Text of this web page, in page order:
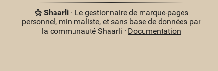
Shaarli· Le gestionnaire de marque-pages
personnel, minimaliste, et sans base de données par
la communauté Shaarli · Documentation